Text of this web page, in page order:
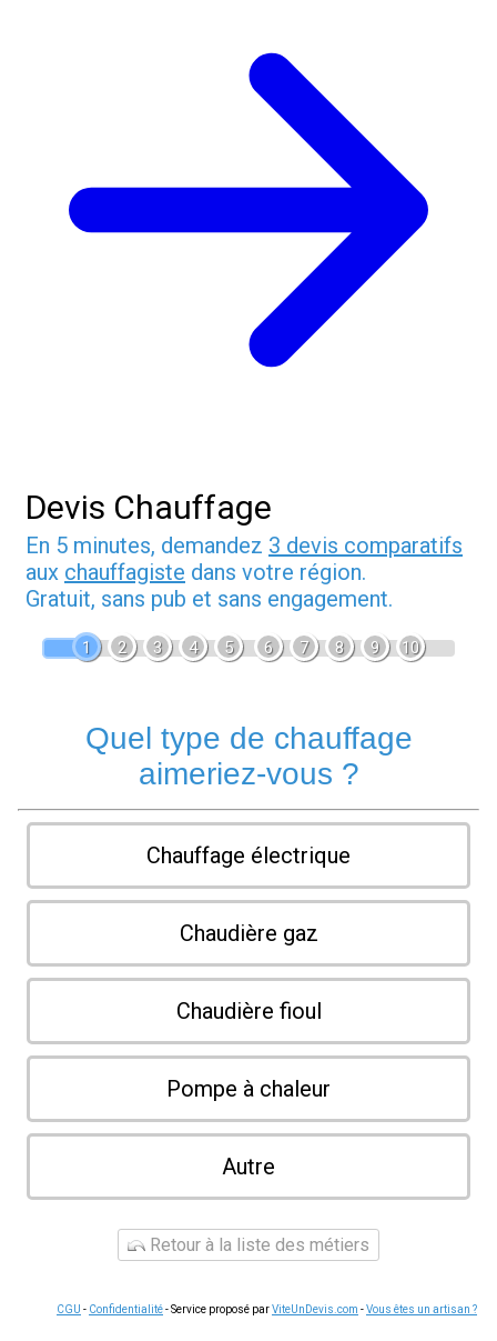
Devis Chauffage
En 5 minutes, demandez 3 devis comparatifs
aux chauffagiste dans votre région.
Gratuit, sans pub et sans engagement.
1 2 3 4 5 6 7 8 9 10
Quel type de chauffage
aimeriez-vous ?
Chauffage électrique
Chaudière gaz
Chaudière fioul
Pompe à chaleur
Autre
Retour à la liste des métiers
CGU - Confidentialité- Service proposé parViteUnDevis.com -Vous êtes un artisan ?